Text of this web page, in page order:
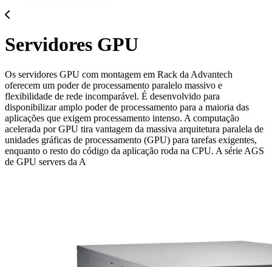
Servidores GPU
Os servidores GPU com montagem em Rack da Advantech
oferecem um poder de processamento paralelo massivo e
flexibilidade de rede incomparável. É desenvolvido para
disponibilizar amplo poder de processamento para a maioria das
aplicações que exigem processamento intenso. A computação
acelerada por GPU tira vantagem da massiva arquitetura paralela de
unidades gráficas de processamento (GPU) para tarefas exigentes,
enquanto o resto do código da aplicação roda na CPU. A série AGS
de GPU servers da A